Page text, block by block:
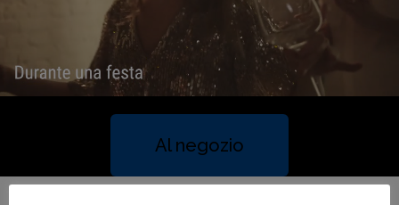
Al negozio